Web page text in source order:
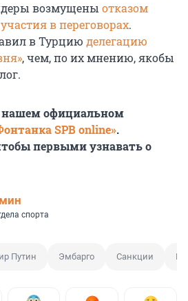
возмущены отказом
в переговорах.
в Турцию делегацию
, чем, по их мнению, якобы
нашем официальном
SPB online».
первыми узнавать о
спорта
Путин Эмбарго Санкции